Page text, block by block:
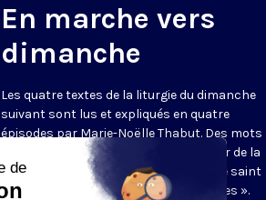
En marche vers
dimanche
Les quatre textes de la liturgie du dimanche
suivant sont lus et expliqués en quatre
épisodes par Marie-Noëlle Thabut. Des mots
simples et lumineux pour aller au cœur de la
Révélation biblique, entrer dans ce que saint
Luc appelle « l’intelligence des Écritures ».